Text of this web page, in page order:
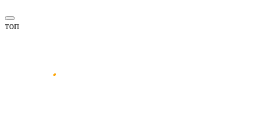
топ